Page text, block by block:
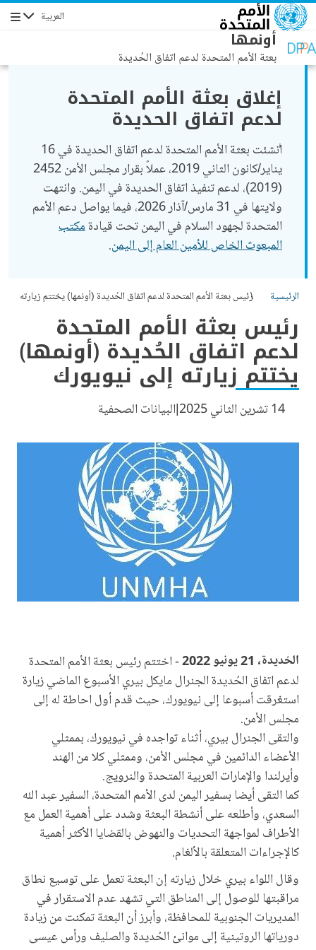
تجاوز إلى المحتوى الرئيسي العربية التنقل
أونمها
بعثة الأمم المتحدة لدعم اتفاق الحُديدة
إغلاق بعثة الأمم المتحدة
لدعم اتفاق الحديدة
أُنشئت بعثة الأمم المتحدة لدعم اتفاق الحديدة في 16
يناير/كانون الثاني 2019، عملاً بقرار مجلس الأمن 2452
(2019)، لدعم تنفيذ اتفاق الحديدة في اليمن. وانتهت
ولايتها في 31 مارس/آذار 2026، فيما يواصل دعم الأمم
المتحدة لجهود السلام في اليمن تحت قيادةمكتب
المبعوث الخاص للأمين العام إلى اليمن.
الرئيسية
رئيس بعثة الأمم المتحدة لدعم اتفاق الحُديدة (أونمها) يختتم زيارته
رئيس بعثة الأمم المتحدة
لدعم اتفاق الحُديدة (أونمها)
يختتم زيارته إلى نيويورك
14 تشرين الثاني 2025 البيانات الصحفية
الحُديدة، 21 يونيو 2022
- اختتم رئيس بعثة الأمم المتحدة
لدعم اتفاق الحُديدة الجنرال مايكل بيري الأسبوع الماضي زيارة
استغرقت أسبوعا إلى نيويورك، حيث قدم أول احاطة له إلى
مجلس الأمن.
والتقى الجنرال بيري، أثناء تواجده في نيويورك، بممثلي
الأعضاء الدائمين في مجلس الأمن، وممثلي كلا من الهند
وأيرلندا والإمارات العربية المتحدة والنرويج.
كما التقى أيضا بسفير اليمن لدى الأمم المتحدة، السفير عبد الله
السعدي، وأطلعه على أنشطة البعثة وشدد على أهمية العمل مع
الأطراف لمواجهة التحديات والنهوض بالقضايا الأكثر أهمية
كالإجراءات المتعلقة بالألغام.
وقال اللواء بيري خلال زيارته إن البعثة تعمل على توسيع نطاق
مراقبتها للوصول إلى المناطق التي تشهد عدم الاستقرار في
المديريات الجنوبية للمحافظة، وأبرز أن البعثة تمكنت من زيادة
دورياتها الروتينية إلى موانئ الحُديدة والصليف ورأس عيسى